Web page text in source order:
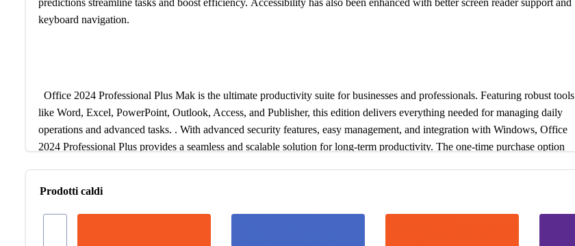
predictions streamline tasks and boost efficiency. Accessibility has also been enhanced with better screen reader support and
keyboard navigation.
Office 2024 Professional Plus Mak is the ultimate productivity suite for businesses and professionals. Featuring robust tools
like Word, Excel, PowerPoint, Outlook, Access, and Publisher, this edition delivers everything needed for managing daily
operations and advanced tasks. . With advanced security features, easy management, and integration with Windows, Office
2024 Professional Plus provides a seamless and scalable solution for long-term productivity. The one-time purchase option
Prodotti caldi